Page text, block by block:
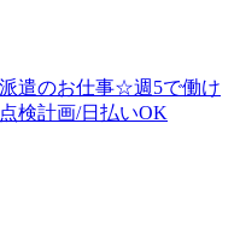
派遣のお仕事☆週5で働け
検計画/日払いOK